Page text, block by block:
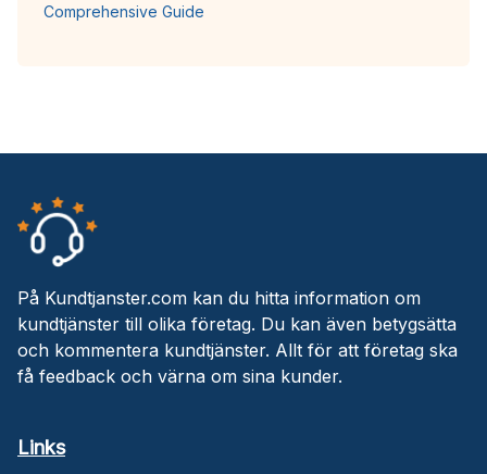
Comprehensive Guide
På Kundtjanster.com kan du hitta information om
kundtjänster till olika företag. Du kan även betygsätta
och kommentera kundtjänster. Allt för att företag ska
få feedback och värna om sina kunder.
Links